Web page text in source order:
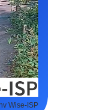
Wise-ISP